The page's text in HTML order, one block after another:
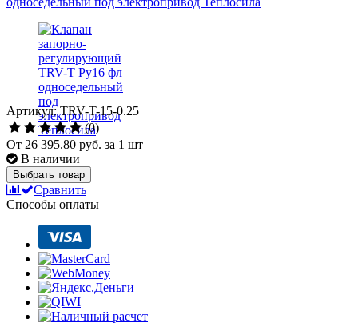
Артикул: TRV-T-15-0.25
(0)
От 26 395.80 руб. за 1 шт
В наличии
Выбрать товар
Сравнить
Способы оплаты